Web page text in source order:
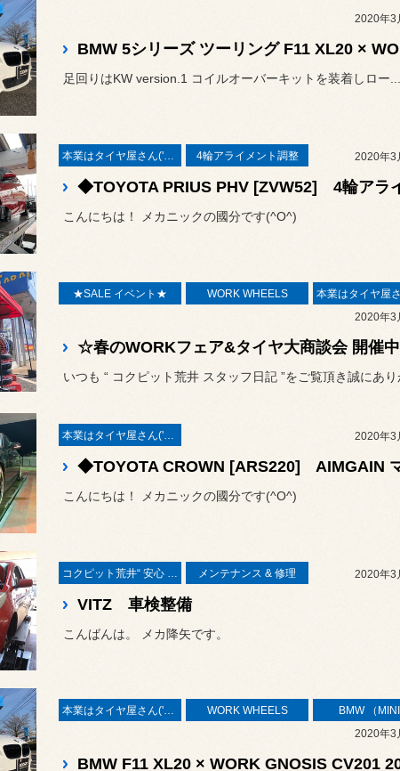
2020年3
足回りはKW version.1 コイルオーバーキットを装着しロー...
本業はタイヤ屋さん('ω')/ 4輪アライメント調整 2020年3
こんにちは！ メカニックの國分です(^O^)
★SALE イベント★ WORK WHEELS
2020年3
☆春のWORKフェア&タイヤ大商談会 開催
いつも “ コクピット荒井 スタッフ日記 ”をご覧頂き誠にあり
本業はタイヤ屋さん('ω')/ 2020年3
こんにちは！ メカニックの國分です(^O^)
コクピット荒井“ 安心 ”車検 メンテナンス & 修理 2020年3
VITZ 車検整備
こんばんは。 メカ降矢です。
本業はタイヤ屋さん('ω')/ WORK WHEELS
BMW （MINI
2020年3